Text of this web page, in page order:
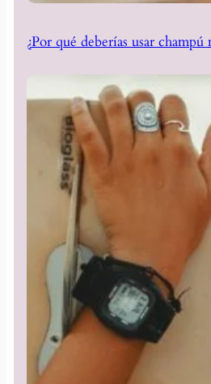
¿Por qué deberías usar